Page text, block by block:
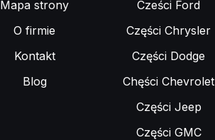
Mapa strony
O firmie
Kontakt
Blog
Cześci Ford
Części Chrysler
Części Dodge
Chęści Chevrolet
Części Jeep
Części GMC